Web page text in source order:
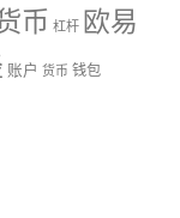
币 杠杆 欧易
账户 货币 钱包